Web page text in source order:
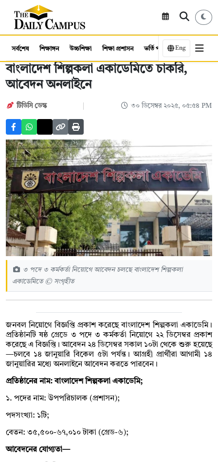
সর্বশেষ শিক্ষাঙ্গন উচ্চশিক্ষা শিক্ষা প্রশাসন ভর্তি পরীক্ষা কর্মসংস্থান
Eng
বাংলাদেশ শিল্পকলা একাডেমিতে চাকরি,
আবেদন অনলাইনে
টিডিসি ডেস্ক ৩০ ডিসেম্বর ২০২৫, ০৫:৫৪ PM
৩ পদে ৩ কর্মকর্তা নিয়োগে আবেদন চলছে বাংলাদেশ শিল্পকলা
একাডেমিতে © সংগৃহীত
জনবল নিয়োগে বিজ্ঞপ্তি প্রকাশ করেছে বাংলাদেশ শিল্পকলা একাডেমি।
প্রতিষ্ঠানটি ষষ্ঠ গ্রেডে ৩ পদে ৩ কর্মকর্তা নিয়োগে ২২ ডিসেম্বর প্রকাশ
করেছে এ বিজ্ঞপ্তি। আবেদন ২৪ ডিসেম্বর সকাল ১০টা থেকে শুরু হয়েছে
—চলবে ১৪ জানুয়ারি বিকেল ৫টা পর্যন্ত। আগ্রহী প্রার্থীরা আগামী ১৪
জানুয়ারির মধ্যে অনলাইনে আবেদন করতে পারবেন।
প্রতিষ্ঠানের নাম: বাংলাদেশ শিল্পকলা একাডেমি;
১. পদের নাম: উপপরিচালক (প্রশাসন);
পদসংখ্যা: ১টি;
বেতন: ৩৫,৫০০-৬৭,০১০ টাকা (গ্রেড-৬);
আবেদনের যোগ্যতা—